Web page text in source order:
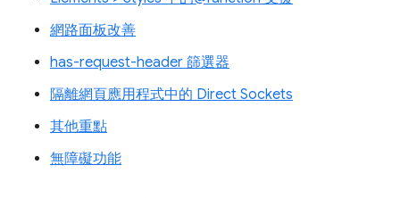
網路面板改善
has-request-header 篩選器
隔離網頁應用程式中的 Direct Sockets
其他重點
無障礙功能